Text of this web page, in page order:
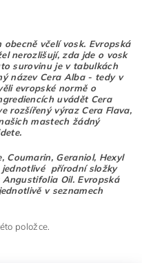
včelí vosk. Evropská
nerozlišují, zda jde o vosk
surovinu je v tabulkách
název Cera Alba - tedy v
evropské normě o
uvádět Cera
rozšířený výraz Cera Flava,
mastech žádný
Coumarin, Geraniol, Hexyl
přírodní složky
Oil. Evropská
v seznamech
položce.